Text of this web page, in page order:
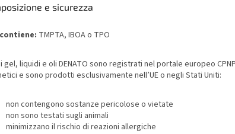
e sicurezza
TMPTA, IBOA o TPO
gel, liquidi e oli DENATO sono registrati nel portale europeo
e sono prodotti esclusivamente nell’UE o negli Stati Uniti:
non contengono sostanze pericolose o vietate
non sono testati sugli animali
minimizzano il rischio di reazioni allergiche